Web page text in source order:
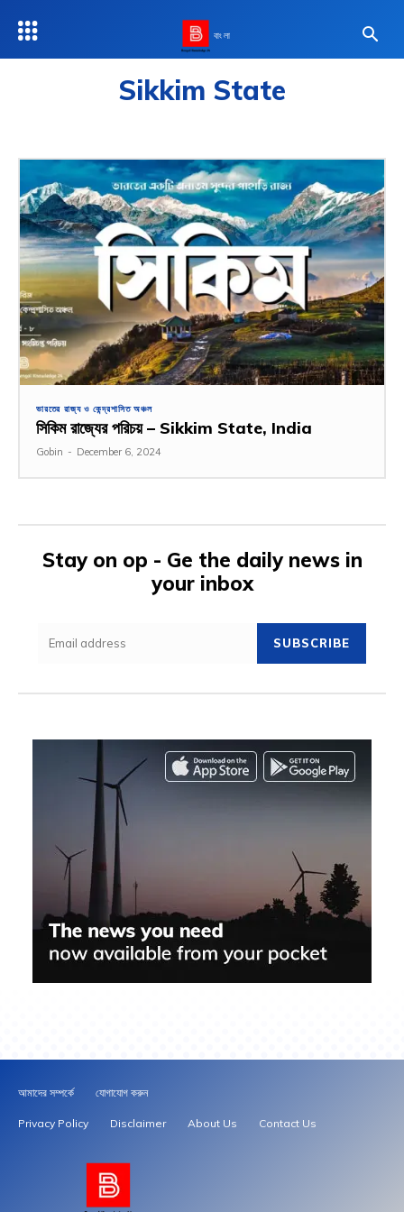
বাংলা
Sikkim State
ভারতের রাজ্য ও কেন্দ্রশাসিত অঞ্চল
সিকিম রাজ্যের পরিচয় – Sikkim State, India
Gobin - December 6, 2024
Stay on op - Ge the daily news in
your inbox
SUBSCRIBE
আমাদের সম্পর্কে যোগাযোগ করুন
Privacy Policy Disclaimer About Us Contact Us